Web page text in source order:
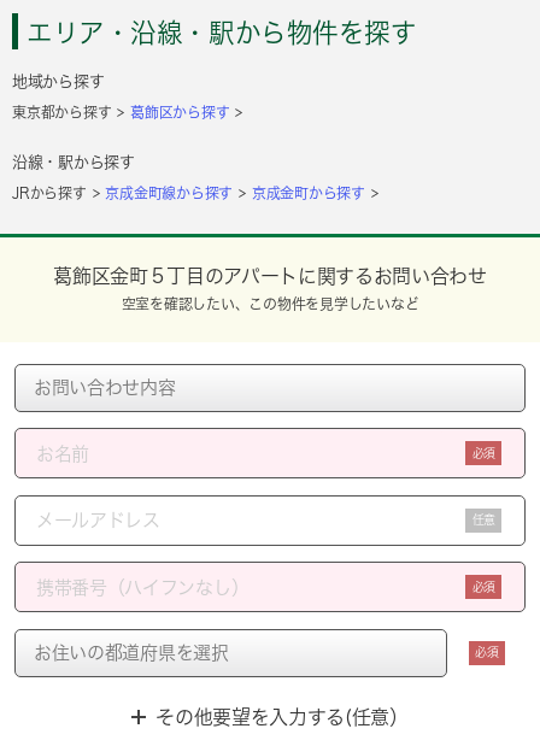
エリア・沿線・駅から物件を探す
地域から探す
東京都から探す 葛飾区から探す
沿線・駅から探す
JRから探す 京成金町線から探す 京成金町から探す
葛飾区金町５丁目のアパートに関するお問い合わせ
空室を確認したい、この物件を見学したいなど
必須
任意
必須
必須
その他要望を入力する(任意）